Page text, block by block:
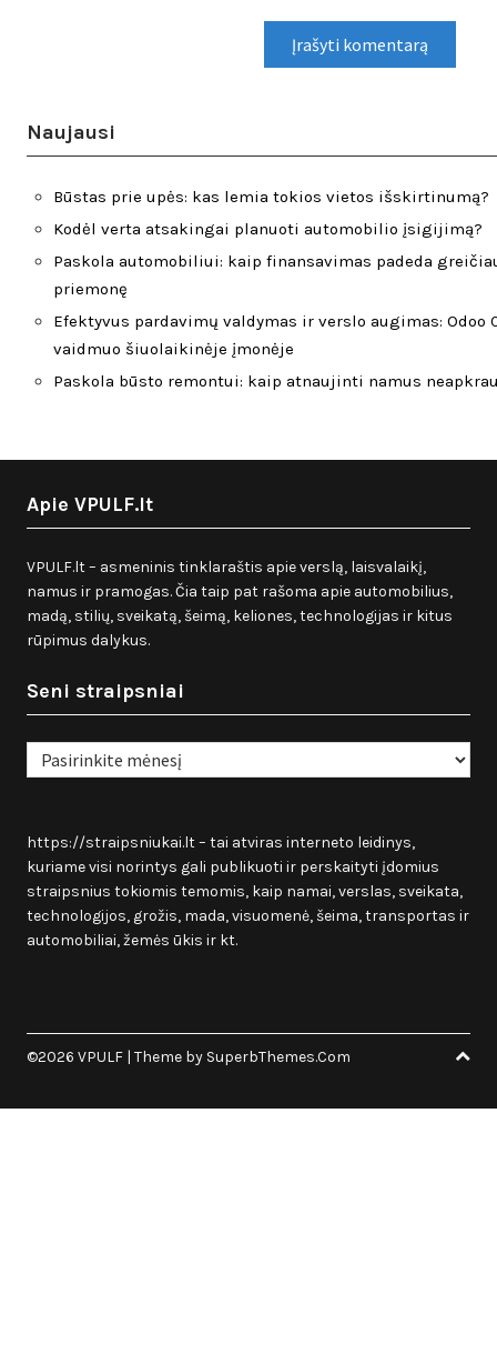
Naujausi
Būstas prie upės: kas lemia tokios vietos išskirtinumą?
Kodėl verta atsakingai planuoti automobilio įsigijimą?
Paskola automobiliui: kaip finansavimas padeda
priemonę
Efektyvus pardavimų valdymas ir verslo augimas: Odoo
vaidmuo šiuolaikinėje įmonėje
Paskola būsto remontui: kaip atnaujinti namus
Apie VPULF.lt
VPULF.lt – asmeninis tinklaraštis apie verslą, laisvalaikį,
namus ir pramogas. Čia taip pat rašoma apie automobilius,
madą, stilių, sveikatą, šeimą, keliones, technologijas ir kitus
rūpimus dalykus.
Seni straipsniai
Seni
straipsniai
https://straipsniukai.lt– tai atviras interneto leidinys,
kuriame visi norintys gali publikuoti ir perskaityti įdomius
straipsnius tokiomis temomis, kaip namai, verslas, sveikata,
technologijos, grožis, mada, visuomenė, šeima, transportas ir
automobiliai, žemės ūkis ir kt.
©2026 VPULF | Theme by SuperbThemes.Com